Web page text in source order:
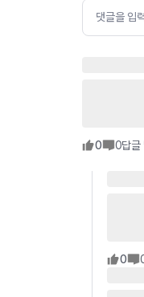
댓글을 입
0 0답글
0